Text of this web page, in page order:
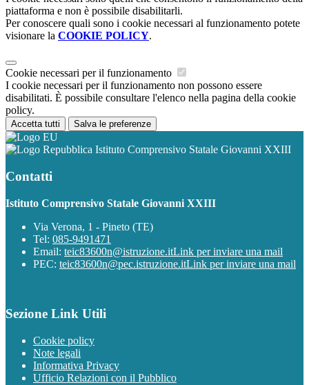
piattaforma e non è possibile disabilitarli.
Per conoscere quali sono i cookie necessari al funzionamento potete
visionare la COOKIE POLICY.
Cookie necessari per il funzionamento
I cookie necessari per il funzionamento non possono essere
disabilitati. È possibile consultare l'elenco nella pagina della cookie
policy.
Accetta tutti Salva le preferenze
Istituto Comprensivo Statale Giovanni XXIII
Contatti
Istituto Comprensivo Statale Giovanni XXIII
Via Verona, 1 - Pineto (TE)
Tel: 085-9491471
Email: teic83600n@istruzione.itLink per inviare una mail
PEC: teic83600n@pec.istruzione.itLink per inviare una mail
Sezione Link Utili
Cookie policy
Note legali
Informativa Privacy
Ufficio Relazioni con il Pubblico